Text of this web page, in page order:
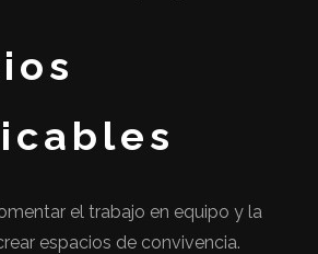
el trabajo en equipo y la
espacios de convivencia.